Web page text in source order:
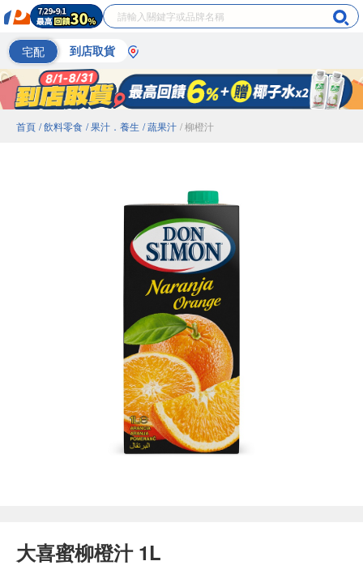
宅配 到店取貨
首頁 / 飲料零食 / 果汁．養生 / 蔬果汁 / 柳橙汁
大喜蜜柳橙汁 1L